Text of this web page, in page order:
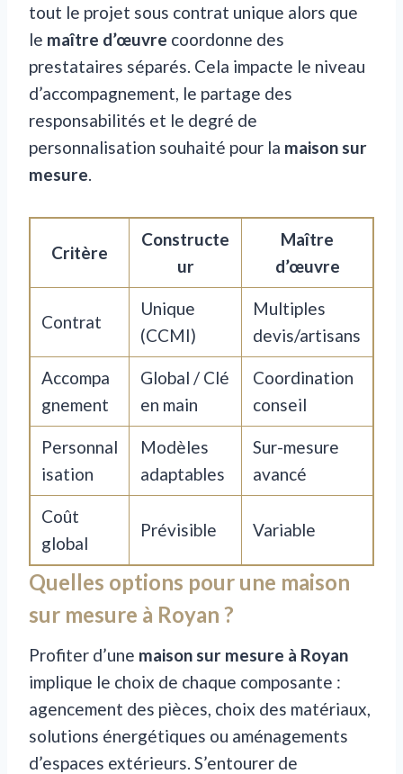
tout le projet sous contrat unique alors que
le maître d’œuvre coordonne des
prestataires séparés. Cela impacte le niveau
d’accompagnement, le partage des
responsabilités et le degré de
personnalisation souhaité pour la maison sur
mesure.
Critère
Constructe
ur
Maître
d’œuvre
Contrat
Unique
(CCMI)
Multiples
devis/artisans
Accompa
gnement
Global / Clé
en main
Coordination
conseil
Personnal
isation
Modèles
adaptables
Sur-mesure
avancé
Coût
global
Prévisible Variable
Quelles options pour une maison
sur mesure à Royan ?
Profiter d’une maison sur mesure à Royan
implique le choix de chaque composante :
agencement des pièces, choix des matériaux,
solutions énergétiques ou aménagements
d’espaces extérieurs. S’entourer de